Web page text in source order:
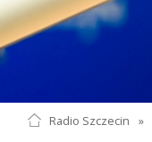
Radio Szczecin »